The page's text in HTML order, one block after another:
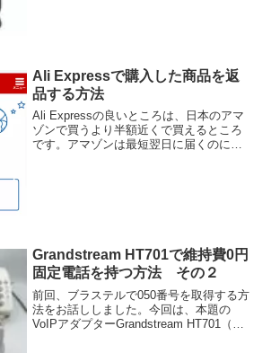
Ali Expressで購入した商品を返
品する方法
Ali Expressの良いところは、日本のアマ
ゾンで買うより半額近くで買えるところ
です。アマゾンは最短翌日に届くのに対
Grandstream HT701で維持費0円
固定電話を持つ方法 その２
前回、ブラステルで050番号を取得する方
法をお話ししました。今回は、本題の
VoIPアダプターGrandstream HT701（又